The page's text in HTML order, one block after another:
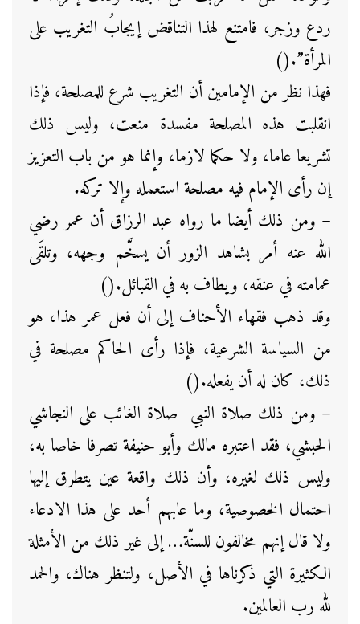
ردع وزجر، فامتنع لهذا التناقض إيجابُ التغريب على
المرأة”.()
فهذا نظر من الإمامين أن التغريب شرع للمصلحة، فإذا
انقلبت هذه المصلحة مفسدة منعت، وليس ذلك
تشريعا عاما، ولا حكما لازما، وإنما هو من باب التعزيز
إن رأى الإمام فيه مصلحة استعمله وإلا تركه.
– ومن ذلك أيضا ما رواه عبد الرزاق أن عمر رضي
الله عنه أمر بشاهد الزور أن يسخَّم وجهه، وتلقَى
عمامته في عنقه، ويطاف به في القبائل.()
وقد ذهب فقهاء الأحناف إلى أن فعل عمر هذا، هو
من السياسة الشرعية، فإذا رأى الحاكم مصلحة في
ذلك، كان له أن يفعله.()
– ومن ذلك صلاة النبي صلاة الغائب على النجاشي
الحبشي، فقد اعتبره مالك وأبو حنيفة تصرفا خاصا به،
وليس ذلك لغيره، وأن ذلك واقعة عين يتطرق إليها
احتمال الخصوصية، وما عابهم أحد على هذا الادعاء
ولا قال إنهم مخالفون للسنّة… إلى غير ذلك من الأمثلة
الكثيرة التي ذكرناها في الأصل، ولتنظر هناك، والحمد
لله رب العالمين.